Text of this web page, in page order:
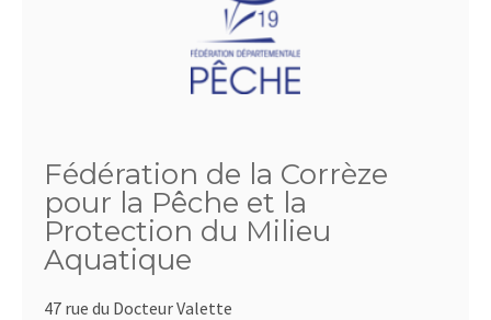
Fédération de la Corrèze
pour la Pêche et la
Protection du Milieu
Aquatique
47 rue du Docteur Valette